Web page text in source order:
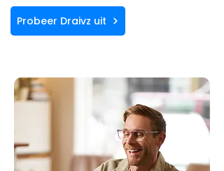
Probeer Draivz uit